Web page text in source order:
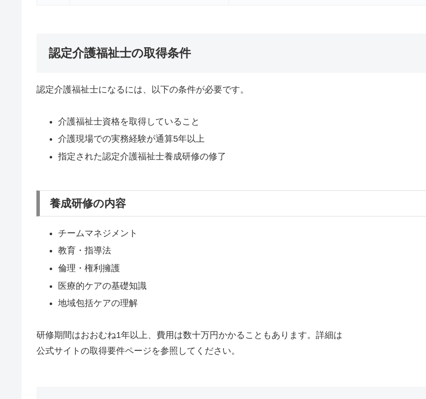
認定介護福祉士の取得条件
認定介護福祉士になるには、以下の条件が必要です。
介護福祉士資格を取得していること
介護現場での実務経験が通算5年以上
指定された認定介護福祉士養成研修の修了
養成研修の内容
チームマネジメント
教育・指導法
倫理・権利擁護
医療的ケアの基礎知識
地域包括ケアの理解
研修期間はおおむね1年以上、費用は数十万円かかることもあります。詳細は
公式サイトの取得要件ページを参照してください。